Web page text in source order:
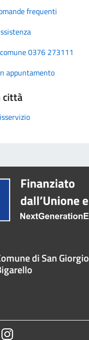
frequenti
0376 273111
appuntamento
città
di San Giorgio
Instagram